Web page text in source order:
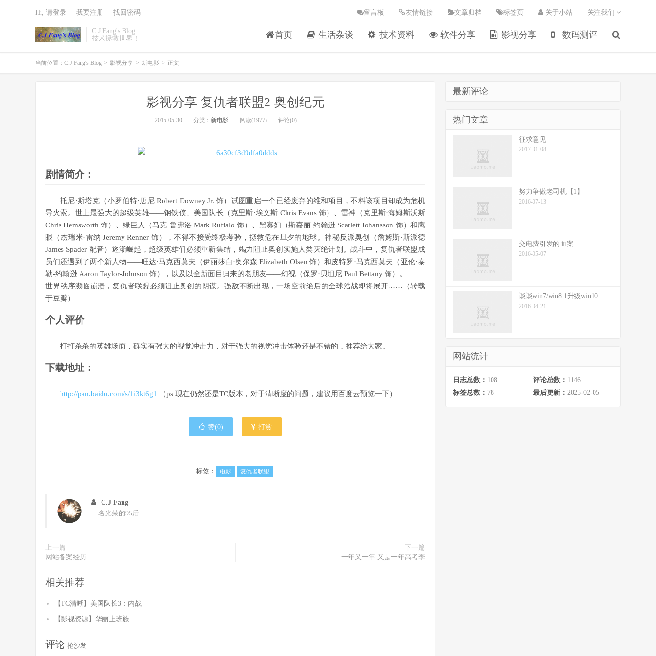
C.J Fang's Blog
技术拯救世界！
首页 生活杂谈 技术资料 软件分享 影视分享 数码测评
留言板 友情链接 文章归档 标签页 关于小站 关注我们
Hi, 请登录 我要注册 找回密码
当前位置： C.J Fang's Blog > 影视分享 > 新电影 > 正文
影视分享 复仇者联盟2 奥创纪元
2015-05-30 分类： 新电影 阅读(1977) 评论(0)
剧情简介：
托尼·斯塔克（小罗伯特·唐尼 Robert Downey Jr. 饰）试图重启一个已经废弃的维和项目，不料该项目却成为危机
导火索。世上最强大的超级英雄——钢铁侠、美国队长（克里斯·埃文斯 Chris Evans 饰）、雷神（克里斯·海姆斯沃斯
Chris Hemsworth 饰）、绿巨人（马克·鲁弗洛 Mark Ruffalo 饰）、黑寡妇（斯嘉丽·约翰逊 Scarlett Johansson 饰）和鹰
眼（杰瑞米·雷纳 Jeremy Renner 饰），不得不接受终极考验，拯救危在旦夕的地球。神秘反派奥创（詹姆斯·斯派德
James Spader 配音）逐渐崛起，超级英雄们必须重新集结，竭力阻止奥创实施人类灭绝计划。战斗中，复仇者联盟成
员们还遇到了两个新人物——旺达·马克西莫夫（伊丽莎白·奥尔森 Elizabeth Olsen 饰）和皮特罗·马克西莫夫（亚伦·泰
勒-约翰逊 Aaron Taylor-Johnson 饰），以及以全新面目归来的老朋友——幻视（保罗·贝坦尼 Paul Bettany 饰）。
世界秩序濒临崩溃，复仇者联盟必须阻止奥创的阴谋。强敌不断出现，一场空前绝后的全球浩战即将展开……（转载
于豆瓣）
个人评价
打打杀杀的英雄场面，确实有强大的视觉冲击力，对于强大的视觉冲击体验还是不错的，推荐给大家。
下载地址：
http://pan.baidu.com/s/1i3kt6g1 （ps 现在仍然还是TC版本，对于清晰度的问题，建议用百度云预览一下）
赞(0) 打赏
标签： 电影 复仇者联盟
C.J Fang
一名光荣的95后
上一篇
网站备案经历
下一篇
一年又一年 又是一年高考季
相关推荐
【TC清晰】美国队长3：内战
【影视资源】华丽上班族
评论 抢沙发
最新评论
热门文章
征求意见
2017-01-08
努力争做老司机【1】
2016-07-13
交电费引发的血案
2016-05-07
谈谈win7/win8.1升级win10
2016-04-21
网站统计
日志总数： 108 评论总数： 1146
标签总数： 78 最后更新： 2025-02-05